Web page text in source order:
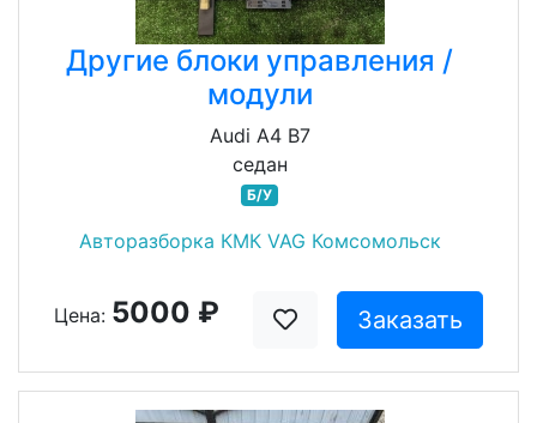
Другие блоки управления /
модули
Audi A4 B7
седан
Б/У
Авторазборка КМК VAG Комсомольск
Цена: 5000 ₽ Заказать